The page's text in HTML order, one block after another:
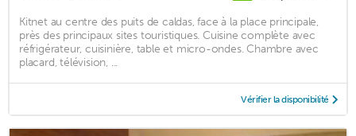
Kitnet au centre des puits de caldas, face à la place principale,
près des principaux sites touristiques. Cuisine complète avec
réfrigérateur, cuisinière, table et micro-ondes. Chambre avec
placard, télévision, ...
Vérifier la disponibilité